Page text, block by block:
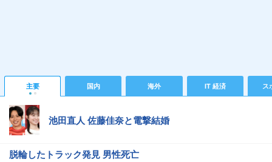
主要 国内 海外 IT 経済 ス
池田直人 佐藤佳奈と電撃結婚
脱輪したトラック発見 男性死亡